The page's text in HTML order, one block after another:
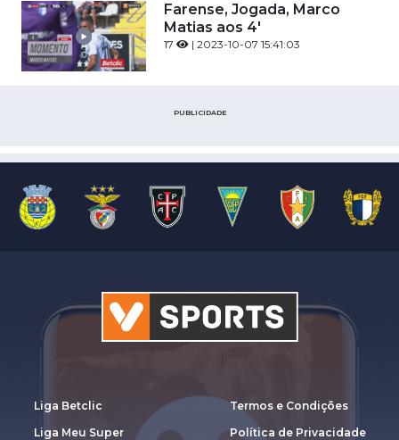
Farense, Jogada, Marco
Matias aos 4'
17 | 2023-10-07 15:41:03
PUBLICIDADE
Liga Betclic
Liga Meu Super
Termos e Condições
Política de Privacidade